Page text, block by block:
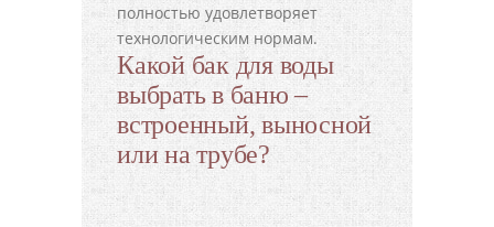
полностью удовлетворяет
технологическим нормам.
Какой бак для воды
выбрать в баню –
встроенный, выносной
или на трубе?